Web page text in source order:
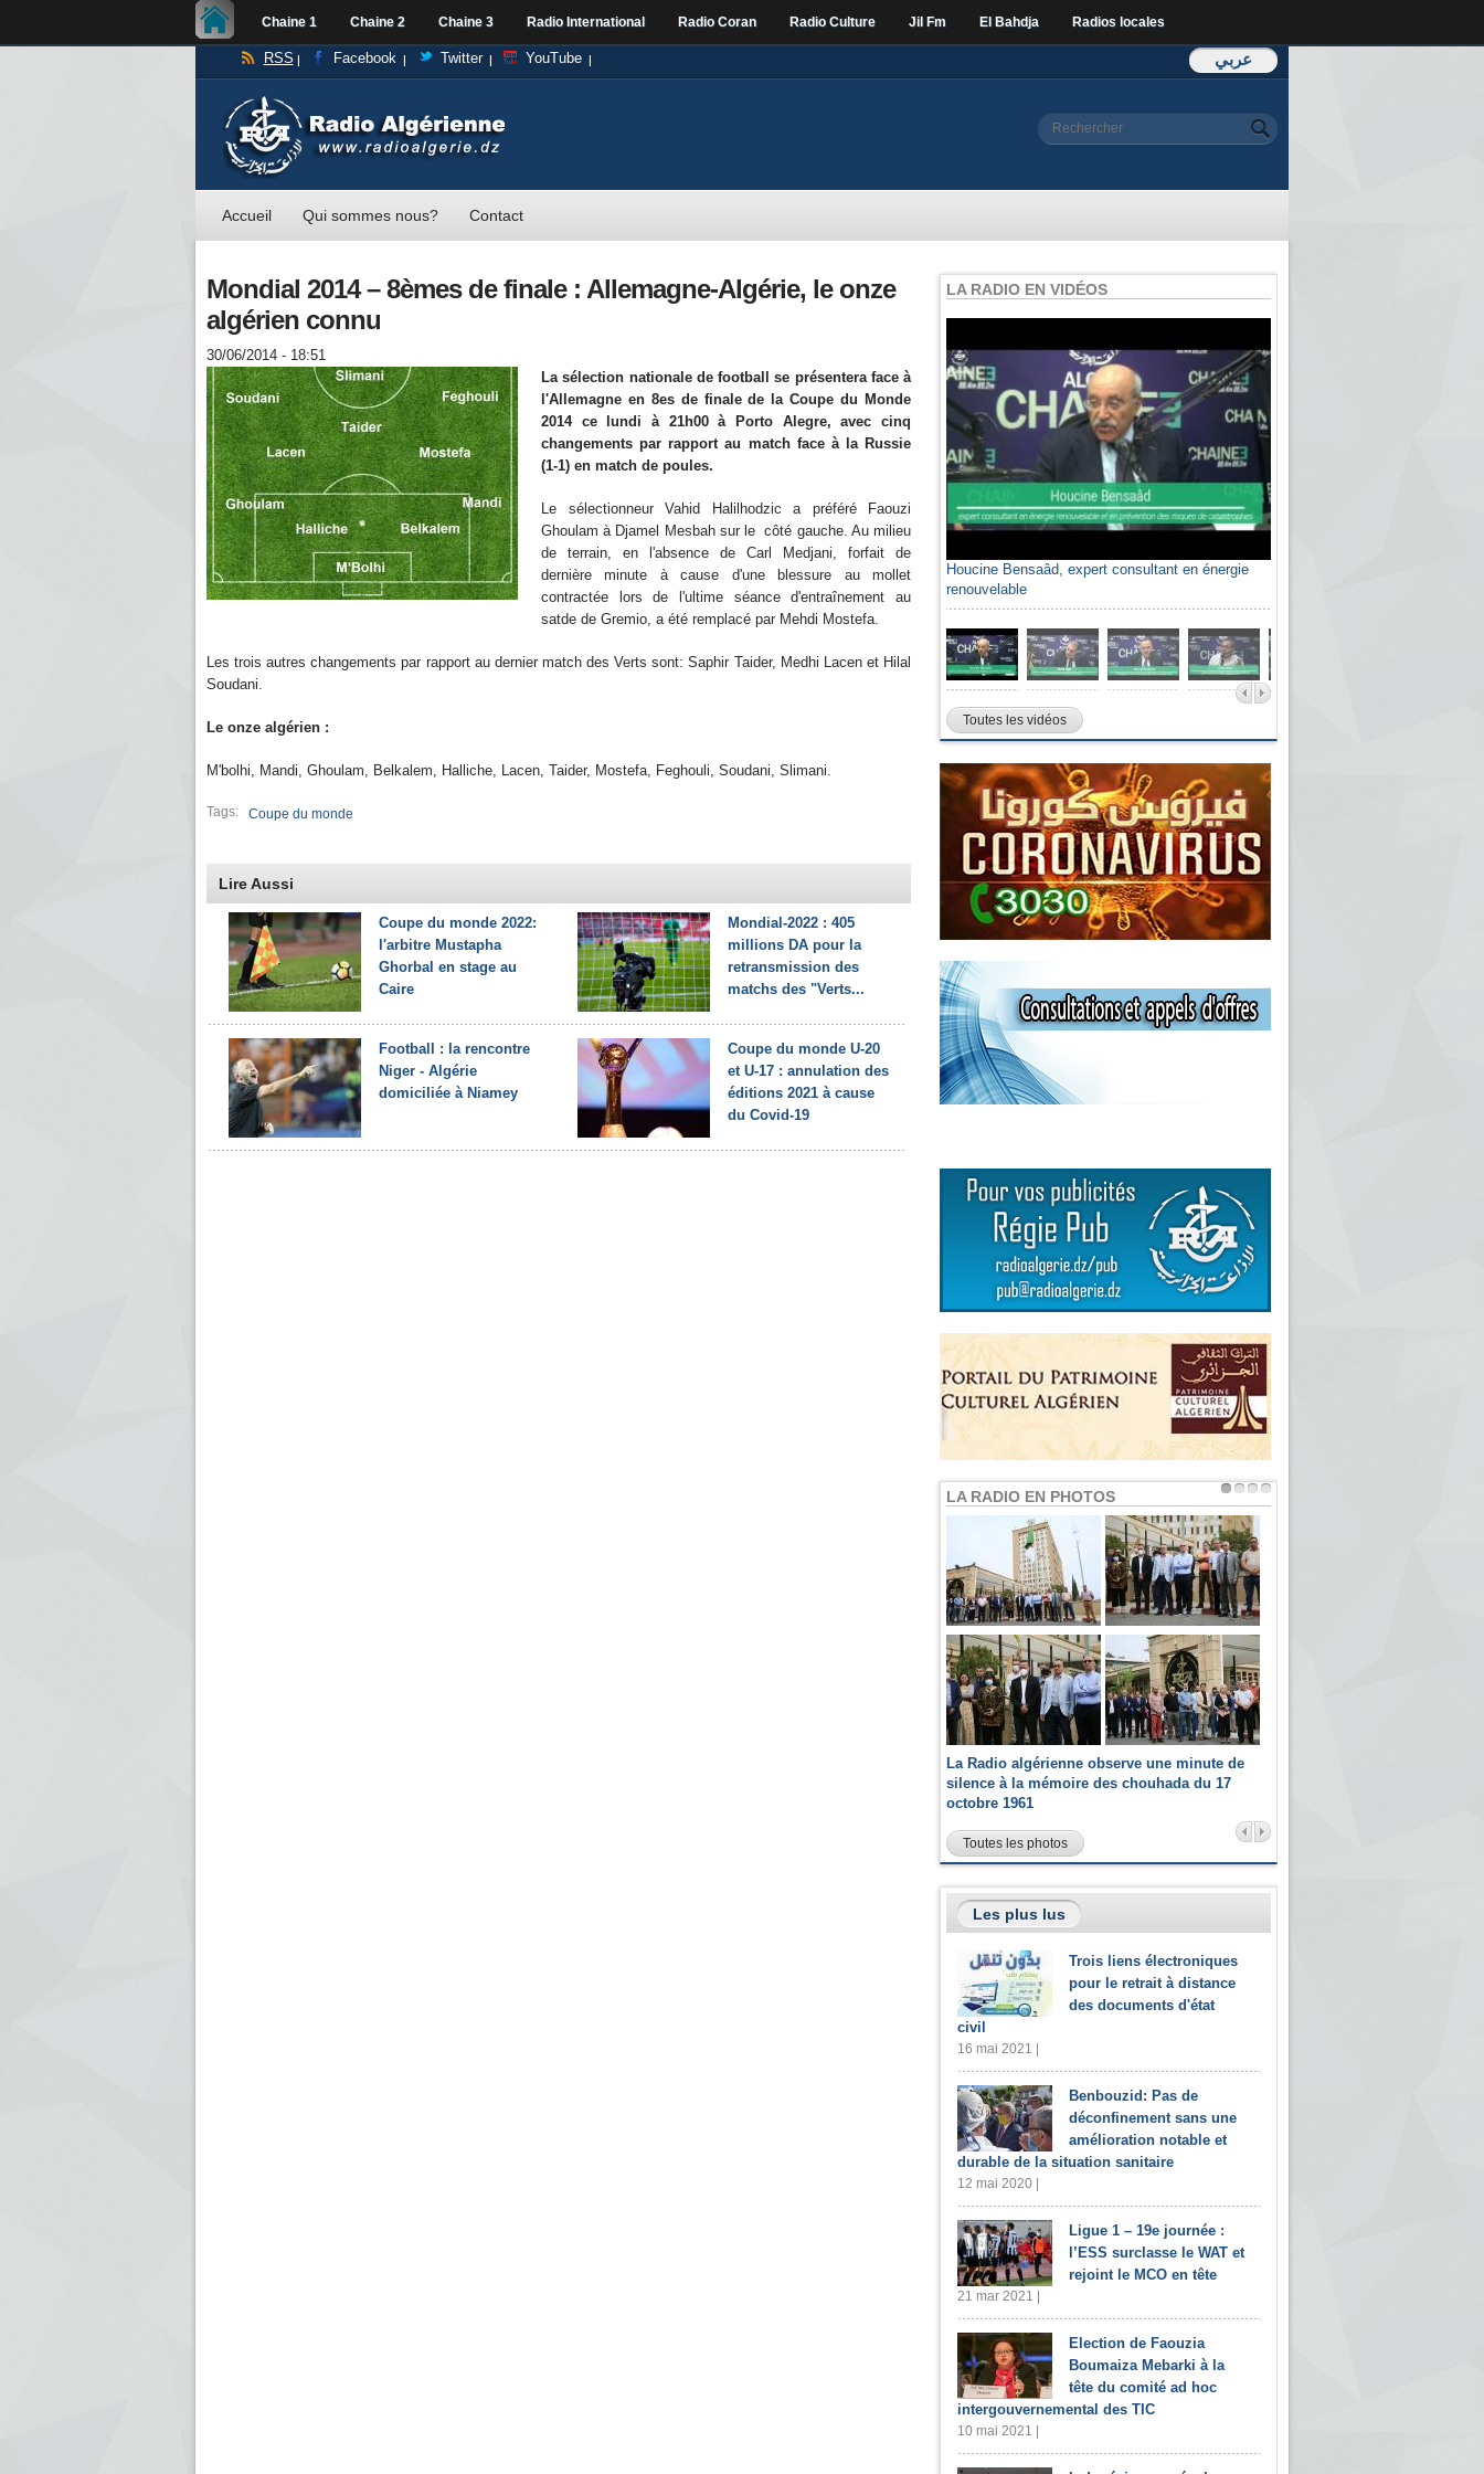
Chaine 1 Chaine 2 Chaine 3 Radio International Radio Coran Radio Culture Jil Fm El Bahdja Radios locales
عربي RSS Facebook Twitter YouTube
Formulaire de
Rechercher
Accueil Qui sommes nous? Contact
Mondial 2014 – 8èmes de finale : Allemagne-Algérie, le onze
algérien connu
30/06/2014 - 18:51
La sélection nationale de football se présentera face à
l'Allemagne en 8es de finale de la Coupe du Monde
2014 ce lundi à 21h00 à Porto Alegre, avec cinq
changements par rapport au match face à la Russie
(1-1) en match de poules.
Le sélectionneur Vahid Halilhodzic a préféré Faouzi
Ghoulam à Djamel Mesbah sur le côté gauche. Au milieu
de terrain, en l'absence de Carl Medjani, forfait de
dernière minute à cause d'une blessure au mollet
contractée lors de l'ultime séance d'entraînement au
satde de Gremio, a été remplacé par Mehdi Mostefa.
Les trois autres changements par rapport au dernier match des Verts sont: Saphir Taider, Medhi Lacen et Hilal
Soudani.
Le onze algérien :
M'bolhi, Mandi, Ghoulam, Belkalem, Halliche, Lacen, Taider, Mostefa, Feghouli, Soudani, Slimani.
Tags: Coupe du monde
Lire Aussi
Coupe du monde 2022:
l'arbitre Mustapha
Ghorbal en stage au
Caire
Mondial-2022 : 405
millions DA pour la
retransmission des
matchs des "Verts...
Football : la rencontre
Niger - Algérie
domiciliée à Niamey
Coupe du monde U-20
et U-17 : annulation des
éditions 2021 à cause
du Covid-19
LA RADIO EN VIDÉOS
Houcine Bensaâd, expert consultant en énergie
renouvelable
Toutes les vidéos
LA RADIO EN PHOTOS
La Radio algérienne observe une minute de
silence à la mémoire des chouhada du 17
octobre 1961
Toutes les photos
Les plus lus
Trois liens électroniques
pour le retrait à distance
des documents d'état
civil
16 mai 2021 |
Benbouzid: Pas de
déconfinement sans une
amélioration notable et
durable de la situation sanitaire
12 mai 2020 |
Ligue 1 – 19e journée :
l’ESS surclasse le WAT et
rejoint le MCO en tête
21 mar 2021 |
Election de Faouzia
Boumaiza Mebarki à la
tête du comité ad hoc
intergouvernemental des TIC
10 mai 2021 |